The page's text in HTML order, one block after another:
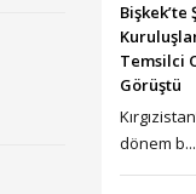
Bişkek’te
Temsilci
Görüştü
dönem b...